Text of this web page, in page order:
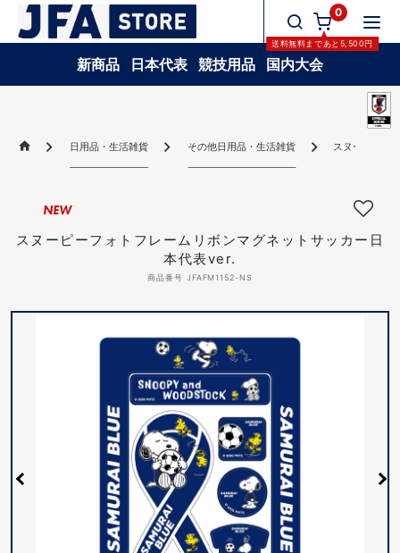
0
送料無料まであと 5,500円
新商品 日本代表 競技用品 国内大会
日用品・生活雑貨 その他日用品・生活雑貨 スヌーピーフ
スヌーピーフォトフレームリボンマグネットサッカー日
本代表ver.
商品番号 JFAFM1152-NS
NEW